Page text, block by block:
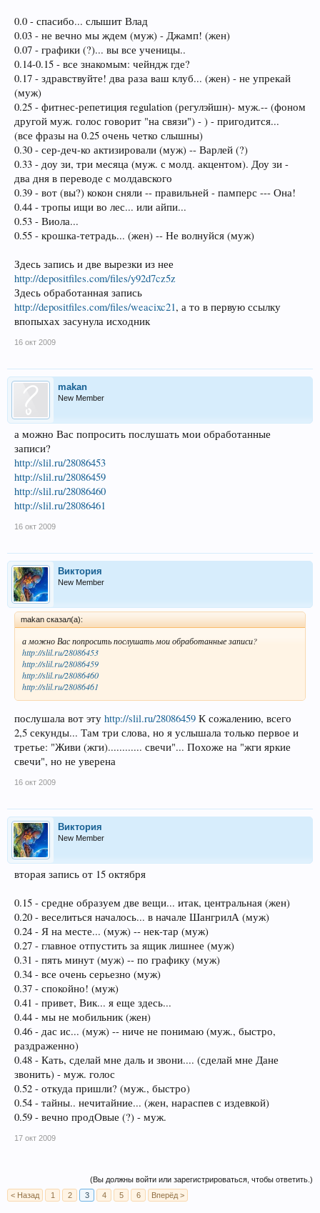
0.0 - спасибо... слышит Влад
0.03 - не вечно мы ждем (муж) - Джамп! (жен)
0.07 - графики (?)... вы все ученицы..
0.14-0.15 - все знакомым: чейндж где?
0.17 - здравствуйте! два раза ваш клуб... (жен) - не упрекай
(муж)
0.25 - фитнес-репетиция regulation (регулэйшн)- муж.-- (фоном
другой муж. голос говорит "на связи") - ) - пригодится...
(все фразы на 0.25 очень четко слышны)
0.30 - сер-деч-ко актизировали (муж) -- Варлей (?)
0.33 - доу зи, три месяца (муж. с молд. акцентом). Доу зи -
два дня в переводе с молдавского
0.39 - вот (вы?) кокон сняли -- правильней - памперс --- Она!
0.44 - тропы ищи во лес... или айпи...
0.53 - Виола...
0.55 - крошка-тетрадь... (жен) -- Не волнуйся (муж)
Здесь запись и две вырезки из нее
http://depositfiles.com/files/y92d7cz5z
Здесь обработанная запись
http://depositfiles.com/files/weacixc21, а то в первую ссылку
впопыхах засунула исходник
16 окт 2009
makan
New Member
а можно Вас попросить послушать мои обработанные
записи?
http://slil.ru/28086453
http://slil.ru/28086459
http://slil.ru/28086460
http://slil.ru/28086461
16 окт 2009
Виктория
New Member
makan сказал(а):
а можно Вас попросить послушать мои обработанные записи?
http://slil.ru/28086453
http://slil.ru/28086459
http://slil.ru/28086460
http://slil.ru/28086461
послушала вот эту http://slil.ru/28086459 К сожалению, всего
2,5 секунды... Там три слова, но я услышала только первое и
третье: "Живи (жги)............ свечи"... Похоже на "жги яркие
свечи", но не уверена
16 окт 2009
Виктория
New Member
вторая запись от 15 октября
0.15 - средне образуем две вещи... итак, центральная (жен)
0.20 - веселиться началось... в начале ШангрилА (муж)
0.24 - Я на месте... (муж) -- нек-тар (муж)
0.27 - главное отпустить за ящик лишнее (муж)
0.31 - пять минут (муж) -- по графику (муж)
0.34 - все очень серьезно (муж)
0.37 - спокойно! (муж)
0.41 - привет, Вик... я еще здесь...
0.44 - мы не мобильник (жен)
0.46 - дас ис... (муж) -- ниче не понимаю (муж., быстро,
раздраженно)
0.48 - Кать, сделай мне даль и звони.... (сделай мне Дане
звонить) - муж. голос
0.52 - откуда пришли? (муж., быстро)
0.54 - тайны.. нечитайние... (жен, нараспев с издевкой)
0.59 - вечно продОвые (?) - муж.
17 окт 2009
(Вы должны войти или зарегистрироваться, чтобы ответить.)
< Назад
1 2 3 4 5 6 Вперёд >